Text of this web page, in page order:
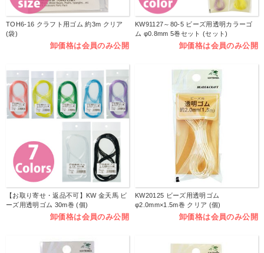
TOH6-16 クラフト用ゴム 約3m クリア
(袋)
卸価格は会員のみ公開
KW91127～80-5 ビーズ用透明カラーゴ
ム φ0.8mm 5巻セット (セット)
卸価格は会員のみ公開
【お取り寄せ・返品不可】KW 金天馬 ビ
ーズ用透明ゴム 30m巻 (個)
卸価格は会員のみ公開
KW20125 ビーズ用透明ゴム
φ2.0mm×1.5m巻 クリア (個)
卸価格は会員のみ公開